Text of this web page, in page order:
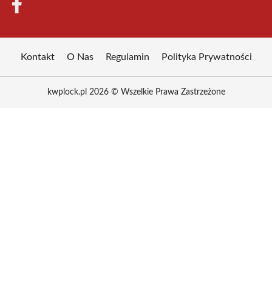
Kontakt O Nas Regulamin Polityka Prywatności
kwplock.pl 2026 © Wszelkie Prawa Zastrzeżone